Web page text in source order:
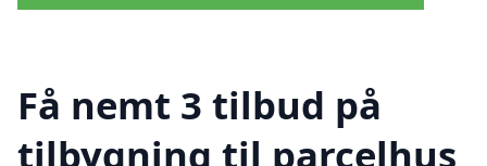
Få nemt 3 tilbud på
tilbygning til parcelhus